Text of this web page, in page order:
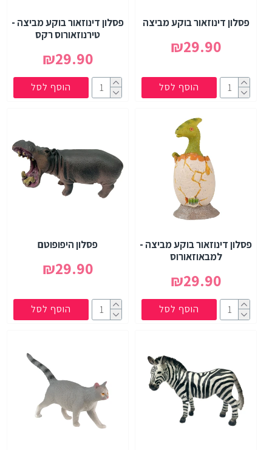
פסלון דינוזאור בוקע מביצה
₪29.90
הוסף לסל
פסלון דינוזאור בוקע מביצה -
טירנוזאורוס רקס
₪29.90
הוסף לסל
פסלון דינוזאור בוקע מביצה -
למבאוזאורוס
₪29.90
הוסף לסל
פסלון היפופוטם
₪29.90
הוסף לסל